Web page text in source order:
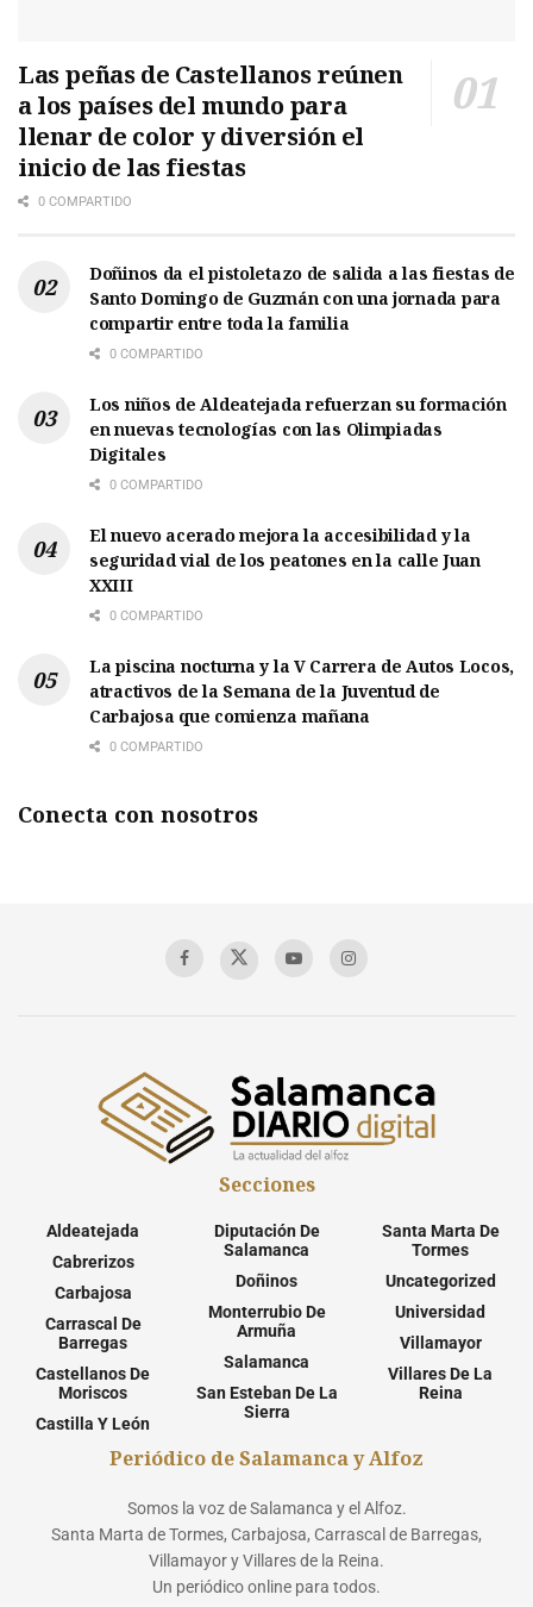
Las peñas de Castellanos reúnen
a los países del mundo para
llenar de color y diversión el
inicio de las fiestas
0 COMPARTIDO
Doñinos da el pistoletazo de salida a las fiestas de
Santo Domingo de Guzmán con una jornada para
compartir entre toda la familia
0 COMPARTIDO
Los niños de Aldeatejada refuerzan su formación
en nuevas tecnologías con las Olimpiadas
Digitales
0 COMPARTIDO
El nuevo acerado mejora la accesibilidad y la
seguridad vial de los peatones en la calle Juan
XXIII
0 COMPARTIDO
La piscina nocturna y la V Carrera de Autos Locos,
atractivos de la Semana de la Juventud de
Carbajosa que comienza mañana
0 COMPARTIDO
Conecta con nosotros
Secciones
Aldeatejada
Cabrerizos
Carbajosa
Carrascal De
Barregas
Castellanos De
Moriscos
Castilla Y León
Diputación De
Salamanca
Doñinos
Monterrubio De
Armuña
Salamanca
San Esteban De La
Sierra
Santa Marta De
Tormes
Uncategorized
Universidad
Villamayor
Villares De La
Reina
Periódico de Salamanca y Alfoz
Somos la voz de Salamanca y el Alfoz.
Santa Marta de Tormes, Carbajosa, Carrascal de Barregas,
Villamayor y Villares de la Reina.
Un periódico online para todos.